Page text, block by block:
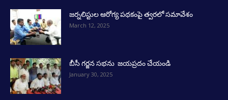
జర్నలిస్టుల ఆరోగ్య పథకంపై త్వరలో సమావేశం
March 12, 2025
బీసీ గర్జన సభను జయప్రదం చేయండి
January 30, 2025